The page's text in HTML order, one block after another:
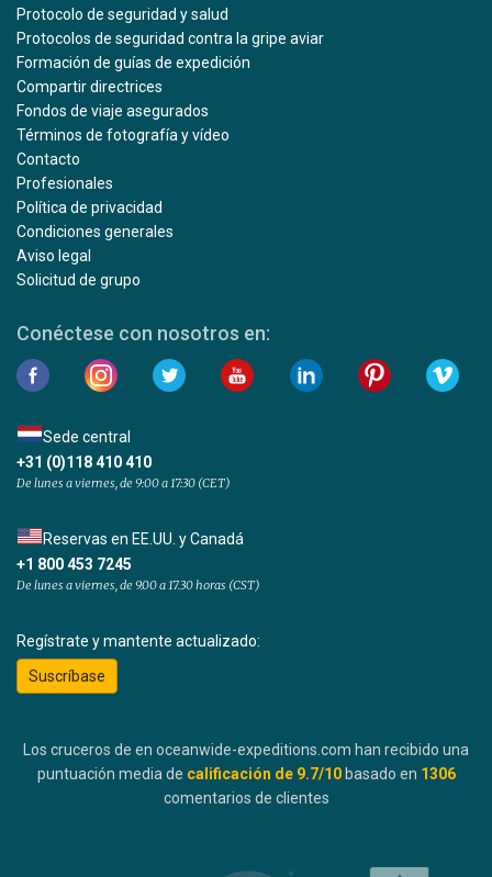
Protocolo de seguridad y salud
Protocolos de seguridad contra la gripe aviar
Formación de guías de expedición
Compartir directrices
Fondos de viaje asegurados
Términos de fotografía y vídeo
Contacto
Profesionales
Política de privacidad
Condiciones generales
Aviso legal
Solicitud de grupo
Conéctese con nosotros en:
Sede central
+31 (0)118 410 410
De lunes a viernes, de 9:00 a 17:30 (CET)
Reservas en EE.UU. y Canadá
+1 800 453 7245
De lunes a viernes, de 9.00 a 17.30 horas (CST)
Regístrate y mantente actualizado:
Suscríbase
Los cruceros de en oceanwide-expeditions.com han recibido una
puntuación media de calificación de 9.7/10 basado en 1306
comentarios de clientes